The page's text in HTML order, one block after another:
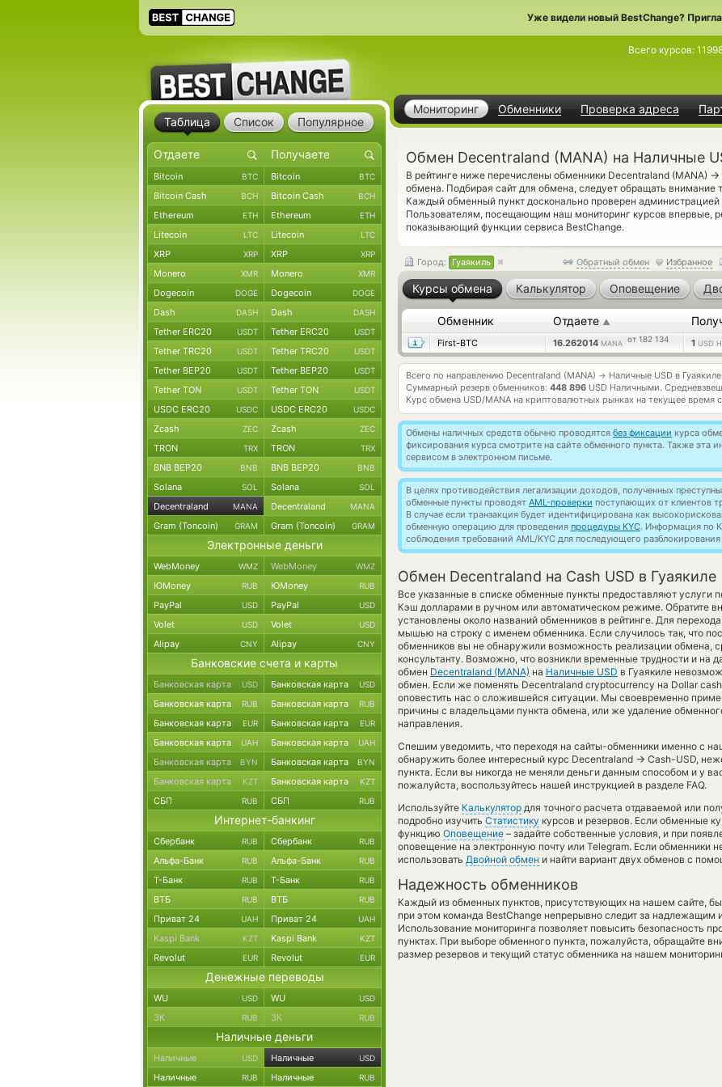
Уже видели новый BestChange?
Мониторинг Обменники Проверка адреса
Всего курсов:
Обмен Decentraland (MANA) на Наличные
В рейтинге ниже перечислены обменники Decentraland (MANA) →
обмена. Подбирая сайт для обмена, следует обращать внимание
Каждый обменный пункт досконально проверен
Пользователям, посещающим наш мониторинг курсов впервые,
показывающий функции сервиса BestChange.
Обратный обмен Избранное
Город: Гуаякиль
Курсы обмена Калькулятор Оповещение
Обменник Отдаете ▲
First-BTC 16.262014 MANA от 182 134 1 USD
Всего по направлению Decentraland (MANA) → Наличные USD в
Суммарный резерв обменников: 448 896 USD Наличными.
Курс обмена USD/MANA на криптовалютных рынках на текущее время
Обмены наличных средств обычно проводятся без фиксации курса
фиксирования курса смотрите на сайте обменного пункта. Также эта
сервисом в электронном письме.
В целях противодействия легализации доходов, полученных
обменные пункты проводят AML-проверки поступающих от клиентов
В случае если транзакция будет идентифицирована как
обменную операцию для проведения процедуры KYC. Информация по
соблюдения требований AML/KYC для последующего
Обмен Decentraland на Cash USD в Гуаякиле
Все указанные в списке обменные пункты предоставляют услуги
Кэш долларами в ручном или автоматическом режиме. Обратите
установлены около названий обменников в рейтинге. Для
мышью на строку с именем обменника. Если случилось так, что
обменников вы не обнаружили возможность реализации обмена,
консультанту. Возможно, что возникли временные трудности и на
обмен Decentraland (MANA) на Наличные USD в Гуаякиле
обмен. Если же поменять Decentraland cryptocurrency на Dollar
оповестить нас о сложившейся ситуации. Мы своевременно
причины с владельцами пункта обмена, или же удаление
направления.
Спешим уведомить, что переходя на сайты-обменники именно с
обнаружить более интересный курс Decentraland → Cash-USD,
пункта. Если вы никогда не меняли деньги данным способом и у
пожалуйста, воспользуйтесь нашей инструкцией в разделе FAQ.
Используйте Калькулятор для точного расчета отдаваемой или
подробно изучить Статистику курсов и резервов. Если обменные
функцию Оповещение – задайте собственные условия, и при
оповещение на электронную почту или Telegram. Если обменники
использовать Двойной обмен и найти вариант двух обменов с
Надежность обменников
Каждый из обменных пунктов, присутствующих на нашем сайте,
при этом команда BestChange непрерывно следит за надлежащим
Использование мониторинга позволяет повысить безопасность
пунктах. При выборе обменного пункта, пожалуйста, обращайте
размер резервов и текущий статус обменника на нашем
Таблица Список Популярное
Bitcoin BTC Bitcoin BTC
Bitcoin Cash BCH Bitcoin Cash BCH
Ethereum ETH Ethereum ETH
Litecoin LTC Litecoin LTC
XRP XRP XRP XRP
Monero XMR Monero XMR
Dogecoin DOGE Dogecoin DOGE
Dash DASH Dash DASH
Tether ERC20 USDT Tether ERC20 USDT
Tether TRC20 USDT Tether TRC20 USDT
Tether BEP20 USDT Tether BEP20 USDT
Tether TON USDT Tether TON USDT
USDC ERC20 USDC USDC ERC20 USDC
Zcash ZEC Zcash ZEC
TRON TRX TRON TRX
BNB BEP20 BNB BNB BEP20 BNB
Solana SOL Solana SOL
Decentraland MANA Decentraland MANA
Gram (Toncoin) GRAM Gram (Toncoin) GRAM
Электронные деньги
WebMoney WMZ WebMoney WMZ
ЮMoney RUB ЮMoney RUB
PayPal USD PayPal USD
Volet USD Volet USD
Alipay CNY Alipay CNY
Банковские счета и карты
Банковская карта USD Банковская карта USD
Банковская карта RUB Банковская карта RUB
Банковская карта EUR Банковская карта EUR
Банковская карта UAH Банковская карта UAH
Банковская карта BYN Банковская карта BYN
Банковская карта KZT Банковская карта KZT
СБП RUB СБП RUB
Интернет-банкинг
Сбербанк RUB Сбербанк RUB
Альфа-Банк RUB Альфа-Банк RUB
Т-Банк RUB Т-Банк RUB
ВТБ RUB ВТБ RUB
Приват 24 UAH Приват 24 UAH
Kaspi Bank KZT Kaspi Bank KZT
Revolut EUR Revolut EUR
Денежные переводы
WU USD WU USD
ЗК RUB ЗК RUB
Наличные деньги
Наличные USD Наличные USD
Наличные RUB Наличные RUB